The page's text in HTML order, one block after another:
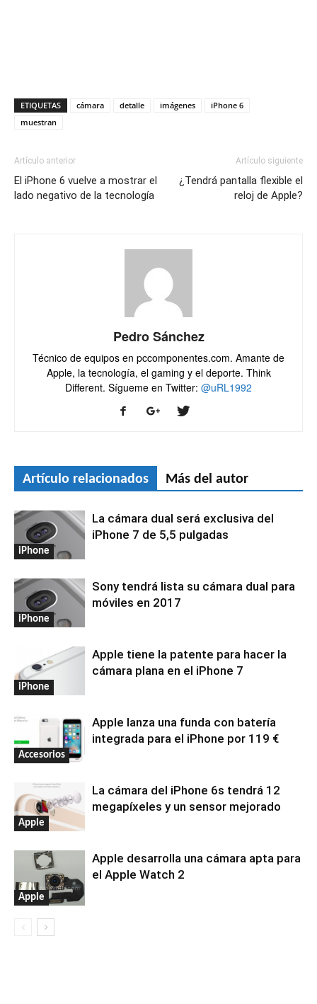
ETIQUETAS cámara detalle imágenes
iPhone 6
muestran
Artículo anterior
El iPhone 6 vuelve a mostrar el
lado negativo de la tecnología
Artículo siguiente
¿Tendrá pantalla flexible el
reloj de Apple?
Pedro Sánchez
Técnico de equipos en pccomponentes.com. Amante de
Apple, la tecnología, el gaming y el deporte. Think
Different. Sígueme en Twitter: @uRL1992
Artículo relacionados Más del autor
iPhone
La cámara dual será exclusiva del
iPhone 7 de 5,5 pulgadas
iPhone
Sony tendrá lista su cámara dual para
móviles en 2017
iPhone
Apple tiene la patente para hacer la
cámara plana en el iPhone 7
Accesorios
Apple lanza una funda con batería
integrada para el iPhone por 119 €
Apple
La cámara del iPhone 6s tendrá 12
megapíxeles y un sensor mejorado
Apple
Apple desarrolla una cámara apta para
el Apple Watch 2